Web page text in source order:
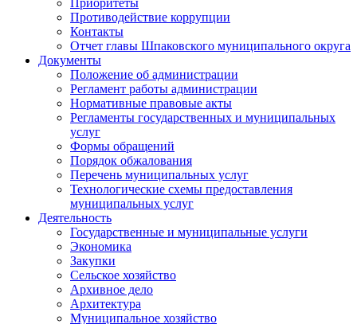
Приоритеты
Противодействие коррупции
Контакты
Отчет главы Шпаковского муниципального округа
Документы
Положение об администрации
Регламент работы администрации
Нормативные правовые акты
Регламенты государственных и муниципальных
услуг
Формы обращений
Порядок обжалования
Перечень муниципальных услуг
Технологические схемы предоставления
муниципальных услуг
Деятельность
Государственные и муниципальные услуги
Экономика
Закупки
Сельское хозяйство
Архивное дело
Архитектура
Муниципальное хозяйство